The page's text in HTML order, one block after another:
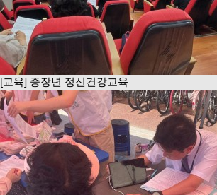
[교육] 중장년 정신건강교육